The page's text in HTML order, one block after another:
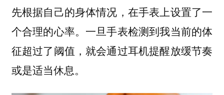
先根据自己的身体情况，在手表上设置了一
个合理的心率。一旦手表检测到我当前的体
征超过了阈值，就会通过耳机提醒放缓节奏
或是适当休息。